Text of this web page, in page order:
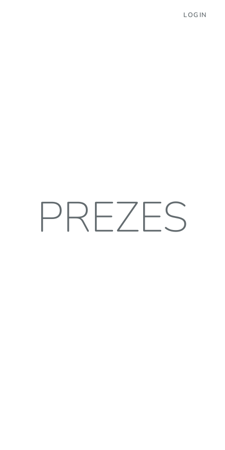
LOGIN
PREZES